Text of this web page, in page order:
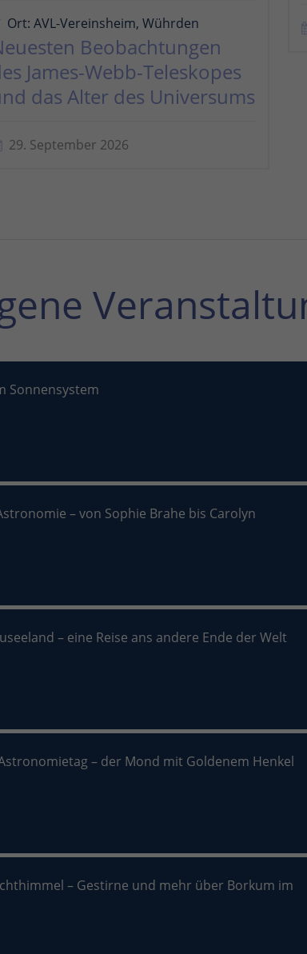
Ort: AVL-Vereinsheim, Wührden
Beobachtungen
James-Webb-Teleskopes
das Alter des Universums
29. September 2026
Sonnensystem
– von Sophie Brahe bis Carolyn
– eine Reise ans andere Ende der Welt
– der Mond mit Goldenem Henkel
– Gestirne und mehr über Borkum im